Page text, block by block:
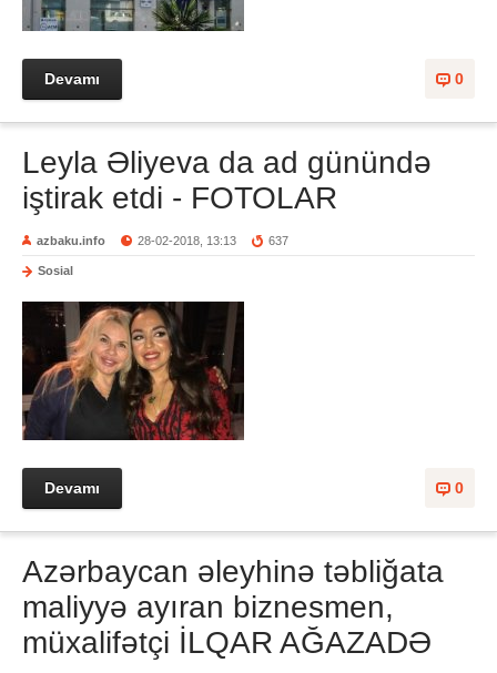
0
Devamı
Leyla Əliyeva da ad günündə
iştirak etdi - FOTOLAR
azbaku.info 28-02-2018, 13:13 637
Sosial
0
Devamı
Azərbaycan əleyhinə təbliğata
maliyyə ayıran biznesmen,
müxalifətçi İLQAR AĞAZADƏ